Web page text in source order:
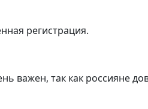
регистрация.
важен, так как россияне